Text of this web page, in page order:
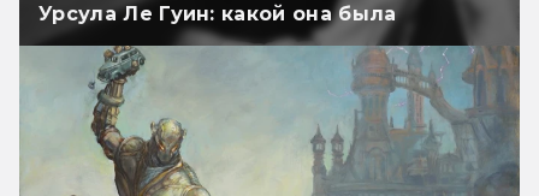
Урсула Ле Гуин: какой она была